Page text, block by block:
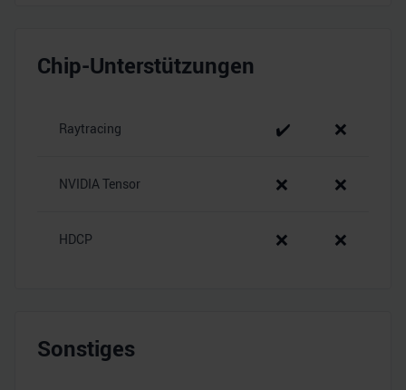
Chip-Unterstützungen
Raytracing ✔️ ❌
NVIDIA Tensor ❌ ❌
HDCP ❌ ❌
Sonstiges